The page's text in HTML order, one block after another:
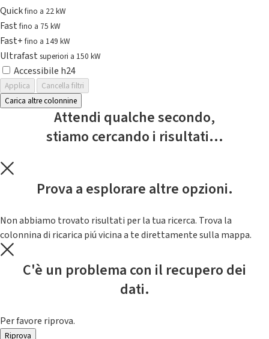
Quickfino a 22 kW
Fastfino a 75 kW
Fast+fino a 149 kW
Ultrafast superiori a 150 kW
Accessibile h24
Applica
Cancella filtri
Carica altre colonnine
Attendi qualche secondo,
stiamo cercando i risultati...
Prova a esplorare altre opzioni.
Non abbiamo trovato risultati per la tua ricerca. Trova la
colonnina di ricarica piú vicina a te direttamente sulla mappa.
C'è un problema con il recupero dei
dati.
Per favore riprova.
Riprova